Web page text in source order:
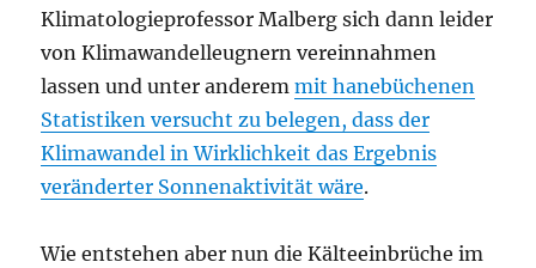
Klimatologieprofessor Malberg sich dann leider
von Klimawandelleugnern vereinnahmen
lassen und unter anderemmit hanebüchenen
Statistiken versucht zu belegen, dass der
Klimawandel in Wirklichkeit das Ergebnis
veränderter Sonnenaktivität wäre.
Wie entstehen aber nun die Kälteeinbrüche im